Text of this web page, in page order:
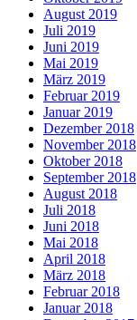
August 2019
Juli 2019
Juni 2019
Mai 2019
März 2019
Februar 2019
Januar 2019
Dezember 2018
November 2018
Oktober 2018
September 2018
August 2018
Juli 2018
Juni 2018
Mai 2018
April 2018
März 2018
Februar 2018
Januar 2018